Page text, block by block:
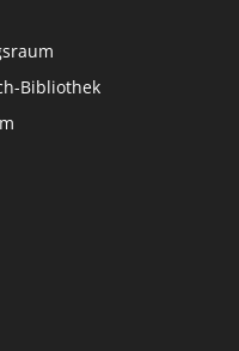
Bibliothek